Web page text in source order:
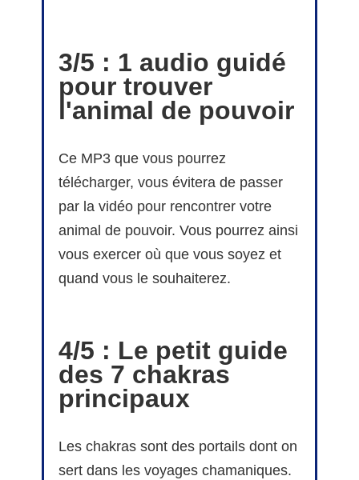
3/5 : 1 audio guidé
pour trouver
l'animal de pouvoir
Ce MP3 que vous pourrez
télécharger, vous évitera de passer
par la vidéo pour rencontrer votre
animal de pouvoir. Vous pourrez ainsi
vous exercer où que vous soyez et
quand vous le souhaiterez.
4/5 : Le petit guide
des 7 chakras
principaux
Les chakras sont des portails dont on
sert dans les voyages chamaniques.